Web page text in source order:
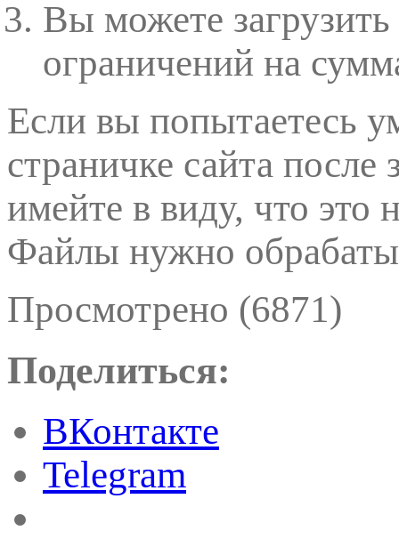
Вы можете
ограничений на
Если вы попытаетесь
страничке сайта после
имейте в виду, что это
Файлы нужно
Просмотрено (6871)
Поделиться:
ВКонтакте
Telegram